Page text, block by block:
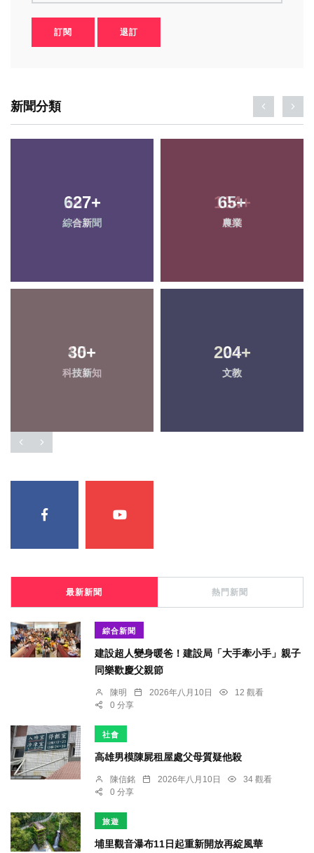
訂閱 退訂
新聞分類
627+
綜合新聞
65+
農業
30+
科技新知
204+
文教
最新新聞 熱門新聞
綜合新聞
建設超人變身暖爸！建設局「大手牽小手」親子
同樂歡慶父親節
陳明 2026年八月10日
12 觀看
0 分享
社會
高雄男模陳屍租屋處父母質疑他殺
陳信銘 2026年八月10日
34 觀看
0 分享
旅遊
埔里觀音瀑布11日起重新開放再綻風華